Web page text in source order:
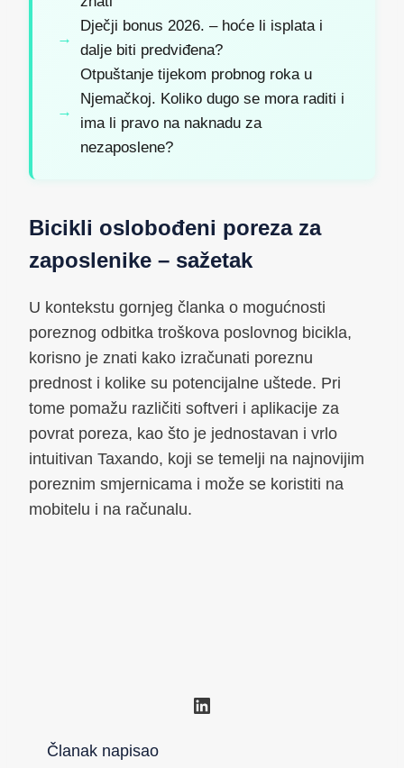
Dječji bonus 2026. – hoće li isplata i
dalje biti predviđena?
Otpuštanje tijekom probnog roka u
Njemačkoj. Koliko dugo se mora raditi i
ima li pravo na naknadu za
nezaposlene?
Bicikli oslobođeni poreza za
zaposlenike – sažetak
U kontekstu gornjeg članka o mogućnosti
poreznog odbitka troškova poslovnog bicikla,
korisno je znati kako izračunati poreznu
prednost i kolike su potencijalne uštede. Pri
tome pomažu različiti softveri i aplikacije za
povrat poreza, kao što je jednostavan i vrlo
intuitivan Taxando, koji se temelji na najnovijim
poreznim smjernicama i može se koristiti na
mobitelu i na računalu.
LinkedIn
Članak napisao